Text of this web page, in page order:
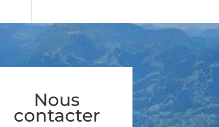
Nous
contacter